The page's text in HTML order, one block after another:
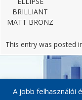
BRILLIANT
MATT BRONZ
This entry was posted
Post
A jobb felhasználói